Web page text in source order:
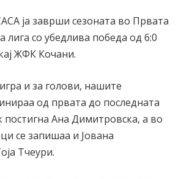
ја заврши сезоната во Првата
лига со убедлива победа од 6:0
ЖФК Кочани.
и за голови, нашите
од првата до последната
постигна Ана Димитровска, а во
се запишаа и Јована
Тчеури.